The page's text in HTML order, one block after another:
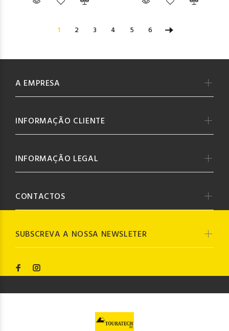
1 2 3 4 5 6
SUBSCREVA A NOSSA NEWSLETER
A EMPRESA
INFORMAÇÃO CLIENTE
INFORMAÇÃO LEGAL
CONTACTOS